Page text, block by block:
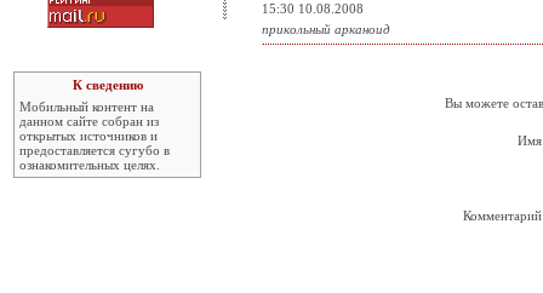
К сведению
Мобильный контент на
данном сайте собран из
открытых источников и
предоставляется сугубо в
ознакомительных целях.
15:30 10.08.2008
прикольный арканоид
Вы можете